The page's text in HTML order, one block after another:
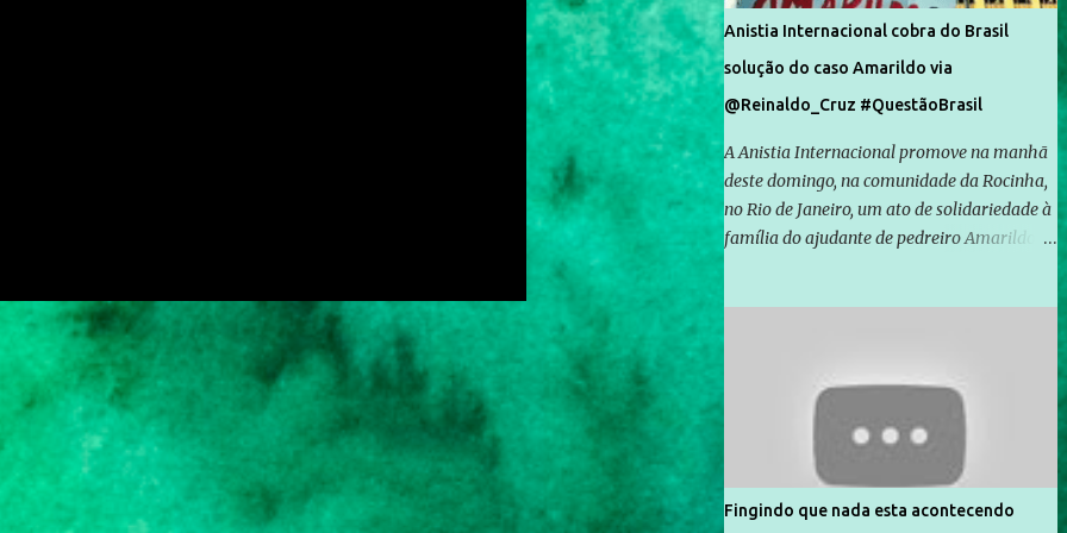
Anistia Internacional cobra do Brasil
solução do caso Amarildo via
@Reinaldo_Cruz #QuestãoBrasil
A Anistia Internacional promove na manhã
deste domingo, na comunidade da Rocinha,
no Rio de Janeiro, um ato de solidariedade à
família do ajudante de pedreiro Amarildo de
Rocinha. A assessora de Direitos Humanos
da Anistia Internacional, Renata Neder, disse
à Agência Brasil que ações e atividades de
mobilização são feitas normalmente pela
organização não governamental. As ações
de solidariedade são promovidas em apoio
Fingindo que nada esta acontecendo